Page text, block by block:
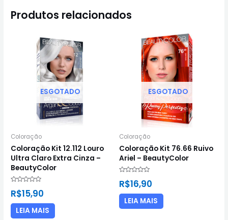
Produtos relacionados
ESGOTADO
Coloração
Coloração Kit 12.112 Louro
Ultra Claro Extra Cinza –
BeautyColor
0
5
R$15,90
LEIA MAIS
ESGOTADO
Coloração
Coloração Kit 76.66 Ruivo
Ariel – BeautyColor
0
5
R$16,90
LEIA MAIS